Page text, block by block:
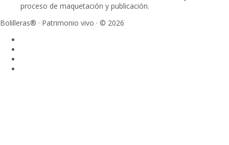
proceso de maquetación y publicación.
Bolilleras® · Patrimonio vivo · © 2026